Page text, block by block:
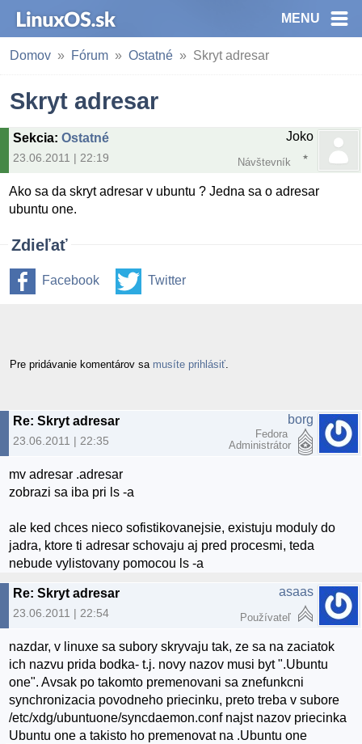
MENU
Domov Fórum Ostatné Skryt adresar
Skryt adresar
Sekcia: Ostatné
23.06.2011 | 22:19
Joko
Návštevník
Ako sa da skryt adresar v ubuntu ? Jedna sa o adresar
ubuntu one.
Zdieľať
Facebook Twitter
Pre pridávanie komentárov sa musíte prihlásiť
Re: Skryt adresar
23.06.2011 | 22:35
borg
Fedora
Administrátor
mv adresar .adresar
zobrazi sa iba pri ls -a
ale ked chces nieco sofistikovanejsie, existuju moduly do
jadra, ktore ti adresar schovaju aj pred procesmi, teda
nebude vylistovany pomocou ls -a
Re: Skryt adresar
23.06.2011 | 22:54
asaas
Používateľ
nazdar, v linuxe sa subory skryvaju tak, ze sa na zaciatok
ich nazvu prida bodka- t.j. novy nazov musi byt ".Ubuntu
one". Avsak po takomto premenovani sa znefunkcni
synchronizacia povodneho priecinku, preto treba v subore
/etc/xdg/ubuntuone/syncdaemon.conf najst nazov priecinka
Ubuntu one a takisto ho premenovat na .Ubuntu one